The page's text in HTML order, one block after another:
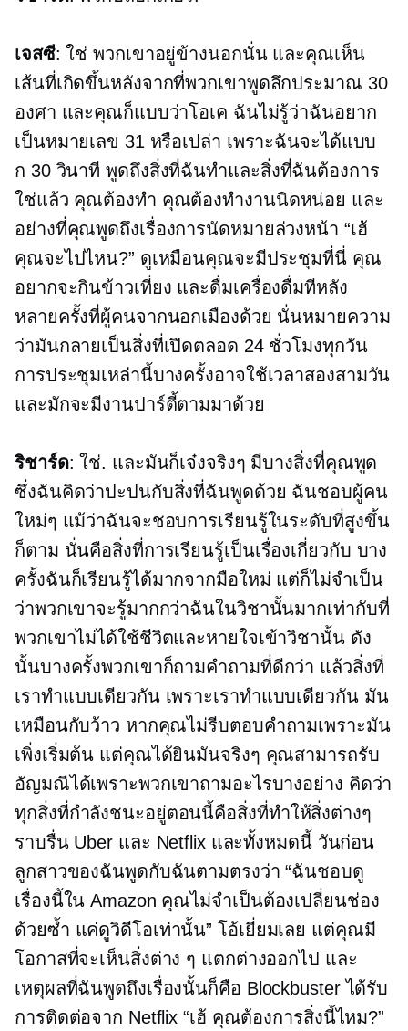
เจสซี: ใช่ พวกเขาอยู่ข้างนอกนั่น และคุณเห็น
เส้นที่เกิดขึ้นหลังจากที่พวกเขาพูดลึกประมาณ 30
องศา และคุณก็แบบว่าโอเค ฉันไม่รู้ว่าฉันอยาก
เป็นหมายเลข 31 หรือเปล่า เพราะฉันจะได้แบบ
ก 30 วินาที พูดถึงสิ่งที่ฉันทำและสิ่งที่ฉันต้องการ
ใช่แล้ว คุณต้องทำ คุณต้องทำงานนิดหน่อย และ
อย่างที่คุณพูดถึงเรื่องการนัดหมายล่วงหน้า “เฮ้
คุณจะไปไหน?” ดูเหมือนคุณจะมีประชุมที่นี่ คุณ
อยากจะกินข้าวเที่ยง และดื่มเครื่องดื่มทีหลัง
หลายครั้งที่ผู้คนจากนอกเมืองด้วย นั่นหมายความ
ว่ามันกลายเป็นสิ่งที่เปิดตลอด 24 ชั่วโมงทุกวัน
การประชุมเหล่านี้บางครั้งอาจใช้เวลาสองสามวัน
และมักจะมีงานปาร์ตี้ตามมาด้วย
ริชาร์ด: ใช่. และมันก็เจ๋งจริงๆ มีบางสิ่งที่คุณพูด
ซึ่งฉันคิดว่าปะปนกับสิ่งที่ฉันพูดด้วย ฉันชอบผู้คน
ใหม่ๆ แม้ว่าฉันจะชอบการเรียนรู้ในระดับที่สูงขึ้น
ก็ตาม นั่นคือสิ่งที่การเรียนรู้เป็นเรื่องเกี่ยวกับ บาง
ครั้งฉันก็เรียนรู้ได้มากจากมือใหม่ แต่ก็ไม่จำเป็น
ว่าพวกเขาจะรู้มากกว่าฉันในวิชานั้นมากเท่ากับที่
พวกเขาไม่ได้ใช้ชีวิตและหายใจเข้าวิชานั้น ดัง
นั้นบางครั้งพวกเขาก็ถามคำถามที่ดีกว่า แล้วสิ่งที่
เราทำแบบเดียวกัน เพราะเราทำแบบเดียวกัน มัน
เหมือนกับว้าว หากคุณไม่รีบตอบคำถามเพราะมัน
เพิ่งเริ่มต้น แต่คุณได้ยินมันจริงๆ คุณสามารถรับ
อัญมณีได้เพราะพวกเขาถามอะไรบางอย่าง คิดว่า
ทุกสิ่งที่กำลังชนะอยู่ตอนนี้คือสิ่งที่ทำให้สิ่งต่างๆ
ราบรื่น Uber และ Netflix และทั้งหมดนี้ วันก่อน
ลูกสาวของฉันพูดกับฉันตามตรงว่า “ฉันชอบดู
เรื่องนี้ใน Amazon คุณไม่จำเป็นต้องเปลี่ยนช่อง
ด้วยซ้ำ แค่ดูวิดีโอเท่านั้น” โอ้เยี่ยมเลย แต่คุณมี
โอกาสที่จะเห็นสิ่งต่าง ๆ แตกต่างออกไป และ
เหตุผลที่ฉันพูดถึงเรื่องนั้นก็คือ Blockbuster ได้รับ
การติดต่อจาก Netflix “เฮ้ คุณต้องการสิ่งนี้ไหม?”